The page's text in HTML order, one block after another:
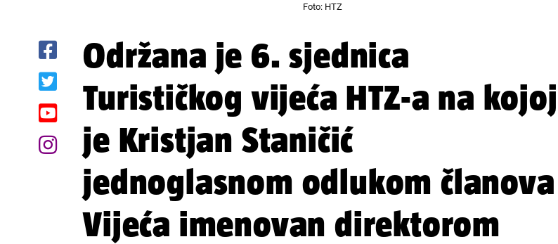
Foto: HTZ
Održana je 6. sjednica
Turističkog vijeća HTZ-a na kojoj
je Kristjan Staničić
jednoglasnom odlukom članova
Vijeća imenovan direktorom